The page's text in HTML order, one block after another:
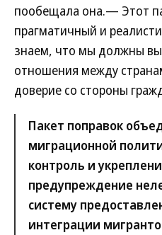
пообещала она.— Этот
прагматичный и
знаем, что мы должны
отношения между
доверие со стороны
Пакет поправок
миграционной
контроль и
предупреждение
систему
интеграции